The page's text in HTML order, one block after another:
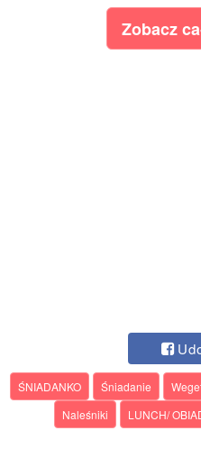
Zobacz
ŚNIADANKO Śniadanie
Naleśniki
LUNCH/